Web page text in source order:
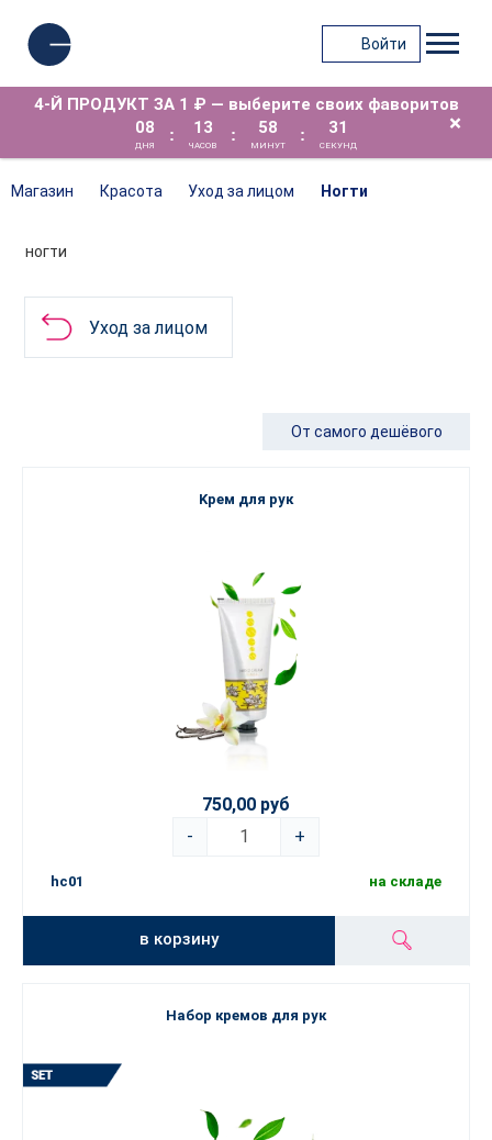
Войти
4-Й ПРОДУКТ ЗА 1 ₽ — выберите своих фаворитов
08
ДНЯ
: 13
ЧАСОВ
: 58
МИНУТ
: 30
СЕКУНД
×
Магазин Красота Уход за лицом Ногти
НОГТИ
Уход за лицом
От самого дешёвого
Kрем для рук
750,00 руб
-
+
hc01 на складе
в корзину
Набор кремов для рук